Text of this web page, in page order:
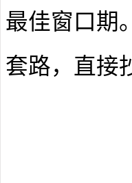
最佳窗口期
套路，直接